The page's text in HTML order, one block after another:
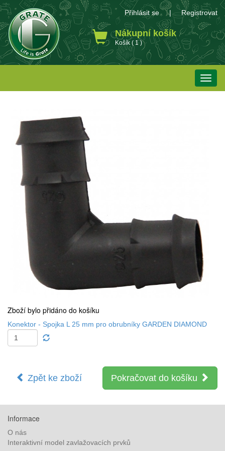
Přihlásit se | Registrovat
Nákupní košík
Košík ( 1 )
Toggle
Zboží bylo přidáno do košíku
Konektor - Spojka L 25 mm pro obrubníky GARDEN DIAMOND
Zpět ke zboží Pokračovat do košíku
Informace
O nás
Interaktivní model zavlažovacích prvků